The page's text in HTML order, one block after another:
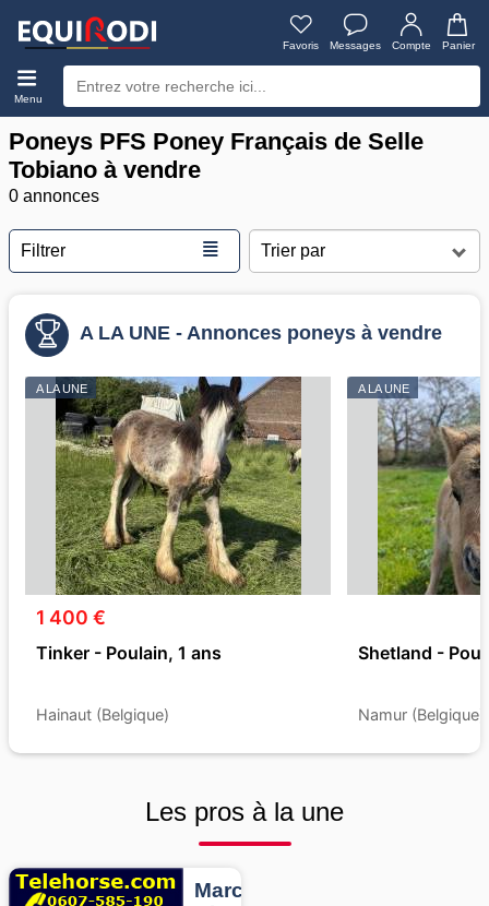
Favoris Messages Compte Panier
Menu
Poneys PFS Poney Français de Selle
Tobiano à vendre
0 annonces
Filtrer ≣
A LA UNE - Annonces poneys à vendre
A LA UNE
1 400 €
Tinker - Poulain, 1 ans
Hainaut (Belgique)
A LA UNE
Shetland -
Namur (Belgique)
Les pros à la une
Marcheurs